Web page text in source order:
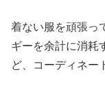
着ない服を頑張っ
ギーを余計に消耗
ど、コーディネー